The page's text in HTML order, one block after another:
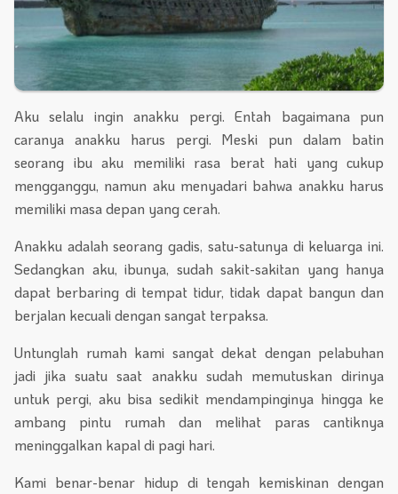
Aku selalu ingin anakku pergi. Entah bagaimana pun
caranya anakku harus pergi. Meski pun dalam batin
seorang ibu aku memiliki rasa berat hati yang cukup
mengganggu, namun aku menyadari bahwa anakku harus
memiliki masa depan yang cerah.
Anakku adalah seorang gadis, satu-satunya di keluarga ini.
Sedangkan aku, ibunya, sudah sakit-sakitan yang hanya
dapat berbaring di tempat tidur, tidak dapat bangun dan
berjalan kecuali dengan sangat terpaksa.
Untunglah rumah kami sangat dekat dengan pelabuhan
jadi jika suatu saat anakku sudah memutuskan dirinya
untuk pergi, aku bisa sedikit mendampinginya hingga ke
ambang pintu rumah dan melihat paras cantiknya
meninggalkan kapal di pagi hari.
Kami benar-benar hidup di tengah kemiskinan dengan